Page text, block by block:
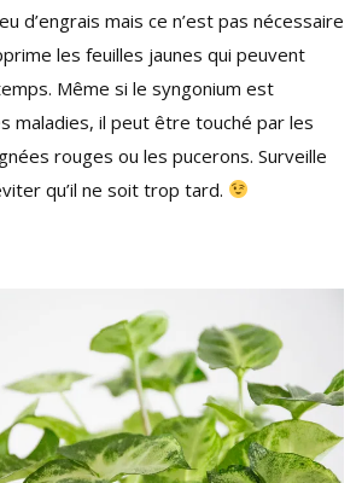
d’engrais mais ce n’est pas nécessaire
les feuilles jaunes qui peuvent
Même si le syngonium est
maladies, il peut être touché par les
rouges ou les pucerons. Surveille
qu’il ne soit trop tard.